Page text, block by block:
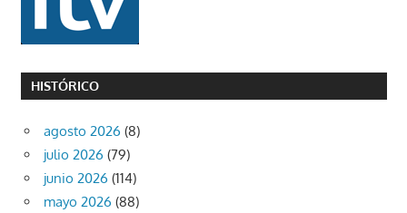
HISTÓRICO
agosto 2026 (8)
julio 2026 (79)
junio 2026 (114)
mayo 2026 (88)